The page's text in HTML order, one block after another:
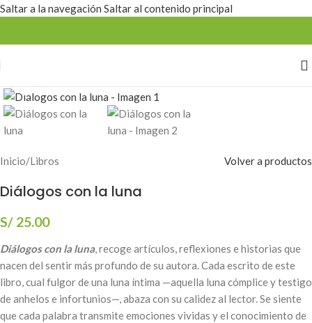
Saltar a la navegación Saltar al contenido principal
Inicio/Libros Volver a productos
Diálogos con la luna
S/ 25.00
Diálogos con la luna, recoge artículos, reflexiones e historias que
nacen del sentir más profundo de su autora. Cada escrito de este
libro, cual fulgor de una luna íntima —aquella luna cómplice y testigo
de anhelos e infortunios—, abaza con su calidez al lector. Se siente
que cada palabra transmite emociones vividas y el conocimiento de